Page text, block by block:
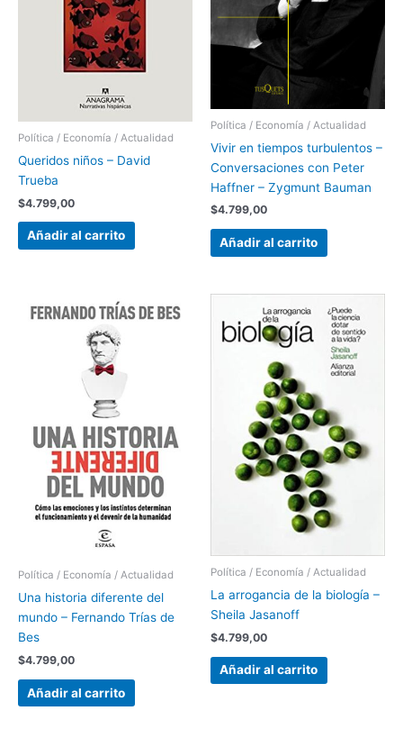
Política / Economía / Actualidad
Queridos niños – David
Trueba
$4.799,00
Añadir al carrito
Política / Economía / Actualidad
Vivir en tiempos turbulentos –
Conversaciones con Peter
Haffner – Zygmunt Bauman
$4.799,00
Añadir al carrito
Política / Economía / Actualidad
Una historia diferente del
mundo – Fernando Trías de
Bes
$4.799,00
Añadir al carrito
Política / Economía / Actualidad
La arrogancia de la biología –
Sheila Jasanoff
$4.799,00
Añadir al carrito